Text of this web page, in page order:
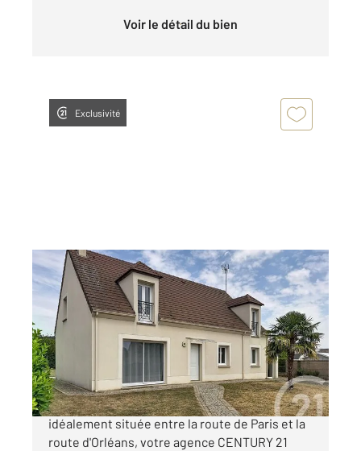
Voir le détail du bien
Exclusivité
CHARTRES 28
189,40 m2, 8 pièces
Ref : 27883
Maison à vendre
359 000 €
À seulement 10 minutes à l'est de Chartres,
idéalement située entre la route de Paris et la
route d'Orléans, votre agence CENTURY 21